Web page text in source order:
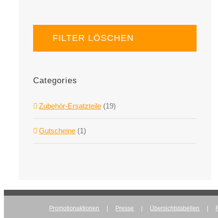
FILTER LÖSCHEN
Categories
Zubehör-Ersatzteile (19)
Gutscheine (1)
Promotionaktionen Presse Übersichtstabellen